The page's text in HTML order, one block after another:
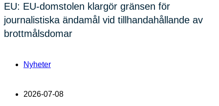
EU: EU-domstolen klargör gränsen för
journalistiska ändamål vid tillhandahållande av
brottmålsdomar
Nyheter
2026-07-08